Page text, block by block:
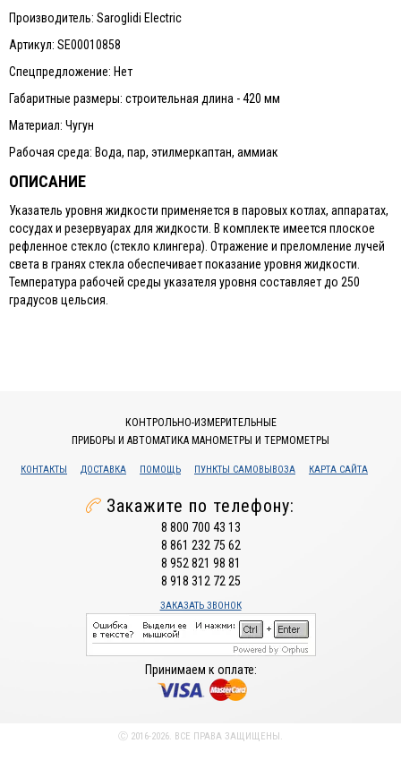
Производитель: Saroglidi Electric
Артикул: SE00010858
Спецпредложение: Нет
Габаритные размеры: строительная длина - 420 мм
Материал: Чугун
Рабочая среда: Вода, пар, этилмеркаптан, аммиак
ОПИСАНИЕ
Указатель уровня жидкости применяется в паровых котлах, аппаратах,
сосудах и резервуарах для жидкости. В комплекте имеется плоское
рефленное стекло (стекло клингера). Отражение и преломление лучей
света в гранях стекла обеспечивает показание уровня жидкости.
Температура рабочей среды указателя уровня составляет до 250
градусов цельсия.
КОНТРОЛЬНО-ИЗМЕРИТЕЛЬНЫЕ
ПРИБОРЫ И АВТОМАТИКА МАНОМЕТРЫ И ТЕРМОМЕТРЫ
КОНТАКТЫ ДОСТАВКА ПОМОЩЬ ПУНКТЫ САМОВЫВОЗА КАРТА САЙТА
Закажите по телефону:
8 800 700 43 13
8 861 232 75 62
8 952 821 98 81
8 918 312 72 25
ЗАКАЗАТЬ ЗВОНОК
Принимаем к оплате:
Ⓒ 2016-2026. ВСЕ ПРАВА ЗАЩИЩЕНЫ.